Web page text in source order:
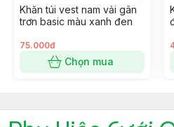
Khăn túi vest nam vải gân
trơn basic màu xanh đen
75.000đ
Chọn mua